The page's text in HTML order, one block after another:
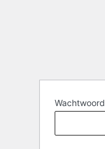
Wachtwoord